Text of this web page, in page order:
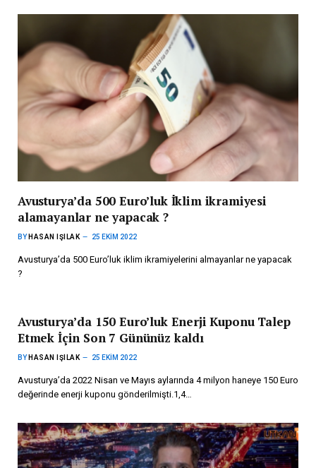
Avusturya’da 500 Euro’luk İklim ikramiyesi
alamayanlar ne yapacak ?
BY HASAN IŞILAK 25 EKIM 2022
Avusturya’da 500 Euro’luk iklim ikramiyelerini almayanlar ne yapacak
?
Avusturya’da 150 Euro’luk Enerji Kuponu Talep
Etmek İçin Son 7 Gününüz kaldı
BY HASAN IŞILAK 25 EKIM 2022
Avusturya’da 2022 Nisan ve Mayıs aylarında 4 milyon haneye 150 Euro
değerinde enerji kuponu gönderilmişti.1,4…